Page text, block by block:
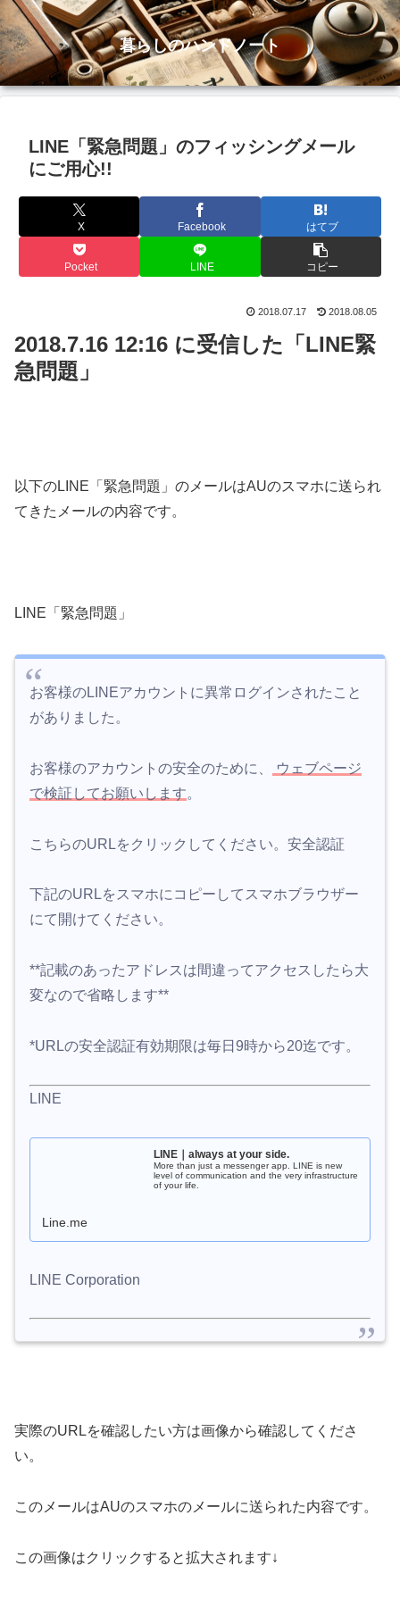
暮らしのハンドノート
LINE「緊急問題」のフィッシングメール
にご用心!!
X Facebook はてブ
Pocket LINE コピー
2018.07.17 2018.08.05
2018.7.16 12:16 に受信した「LINE緊
急問題」
以下のLINE「緊急問題」のメールはAUのスマホに送られ
てきたメールの内容です。
LINE「緊急問題」
お客様のLINEアカウントに異常ログインされたこと
がありました。
お客様のアカウントの安全のために、
ウェブページ
で検証してお願いします。
こちらのURLをクリックしてください。安全認証
下記のURLをスマホにコピーしてスマホブラウザー
にて開けてください。
**記載のあったアドレスは間違ってアクセスしたら大
変なので省略します**
*URLの安全認証有効期限は毎日9時から20迄です。
LINE
LINE｜always at your side.
More than just a messenger app. LINE is new
level of communication and the very infrastructure
of your life.
Line.me
LINE Corporation
実際のURLを確認したい方は画像から確認してくださ
い。
このメールはAUのスマホのメールに送られた内容です。
この画像はクリックすると拡大されます↓